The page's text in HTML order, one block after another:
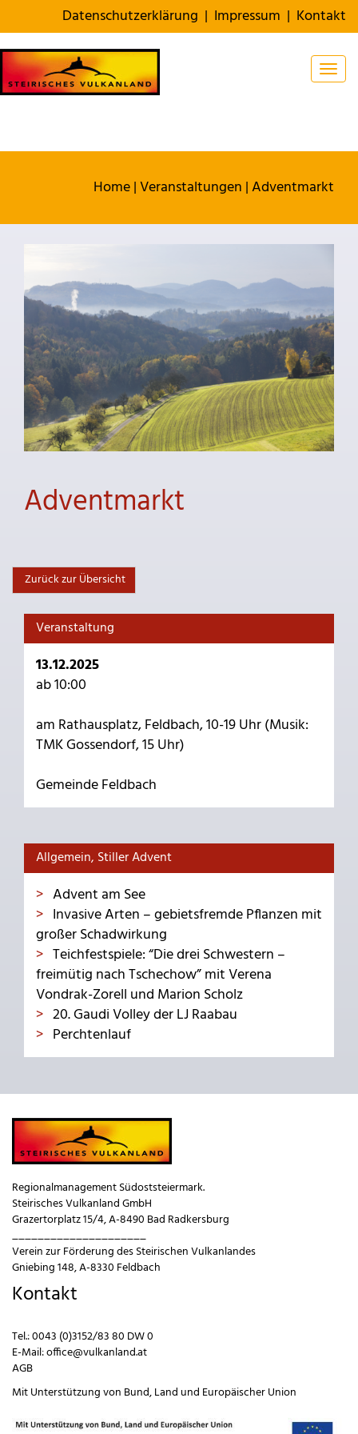
Datenschutzerklärung | Impressum | Kontakt
Home|Veranstaltungen |Adventmarkt
Adventmarkt
Zurück zur Übersicht
Veranstaltung
13.12.2025
ab 10:00
am Rathausplatz, Feldbach, 10-19 Uhr (Musik:
TMK Gossendorf, 15 Uhr)
Gemeinde Feldbach
Allgemein, Stiller Advent
Advent am See
Invasive Arten – gebietsfremde Pflanzen mit
großer Schadwirkung
Teichfestspiele: “Die drei Schwestern –
freimütig nach Tschechow” mit Verena
Vondrak-Zorell und Marion Scholz
20. Gaudi Volley der LJ Raabau
Perchtenlauf
Regionalmanagement Südoststeiermark.
Steirisches Vulkanland GmbH
Grazertorplatz 15/4, A-8490 Bad Radkersburg
_____________________
Verein zur Förderung des Steirischen Vulkanlandes
Gniebing 148, A-8330 Feldbach
Kontakt
Tel.:0043 (0)3152/83 80 DW 0
E-Mail:office@vulkanland.at
AGB
Mit Unterstützung von Bund,Land und Europäischer Union